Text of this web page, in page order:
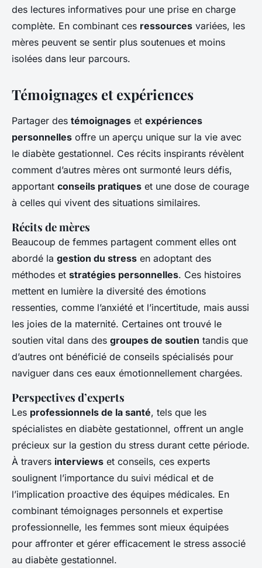
des lectures informatives pour une prise en charge
complète. En combinant ces ressources variées, les
mères peuvent se sentir plus soutenues et moins
isolées dans leur parcours.
Témoignages et expériences
Partager des témoignages et expériences
personnelles offre un aperçu unique sur la vie avec
le diabète gestationnel. Ces récits inspirants révèlent
comment d’autres mères ont surmonté leurs défis,
apportant conseils pratiques et une dose de courage
à celles qui vivent des situations similaires.
Récits de mères
Beaucoup de femmes partagent comment elles ont
abordé la gestion du stress en adoptant des
méthodes et stratégies personnelles. Ces histoires
mettent en lumière la diversité des émotions
ressenties, comme l’anxiété et l’incertitude, mais aussi
les joies de la maternité. Certaines ont trouvé le
soutien vital dans des groupes de soutien tandis que
d’autres ont bénéficié de conseils spécialisés pour
naviguer dans ces eaux émotionnellement chargées.
Perspectives d’experts
Les professionnels de la santé, tels que les
spécialistes en diabète gestationnel, offrent un angle
précieux sur la gestion du stress durant cette période.
À travers interviews et conseils, ces experts
soulignent l’importance du suivi médical et de
l’implication proactive des équipes médicales. En
combinant témoignages personnels et expertise
professionnelle, les femmes sont mieux équipées
pour affronter et gérer efficacement le stress associé
au diabète gestationnel.